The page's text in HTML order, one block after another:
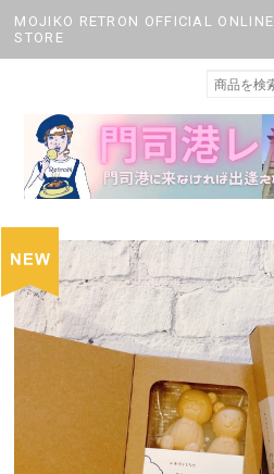
MOJIKO RETRON OFFICIAL ONLINE
STORE